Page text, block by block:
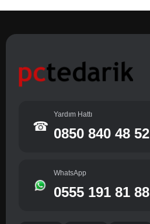
☎
Yardım Hattı
0850 840 48 52
WhatsApp
0555 191 81 88